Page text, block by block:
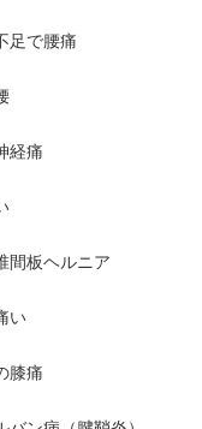
足で腰痛
経痛
間板ヘルニア
い
膝痛